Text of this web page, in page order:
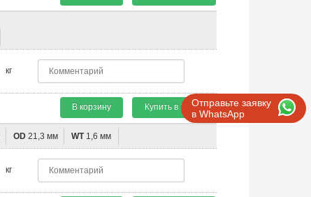
Отправьте заявку
в WhatsApp
кг
В корзину Купить в 1 клик
OD 21,3 мм WT1,6 мм
кг